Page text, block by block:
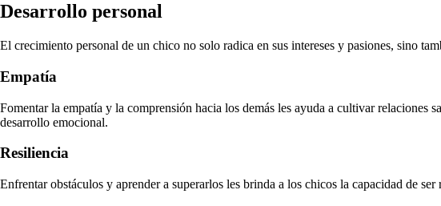
Desarrollo personal
El crecimiento personal de un chico no solo radica en sus intereses y pasiones, sino
Empatía
Fomentar la empatía y la comprensión hacia los demás les ayuda a cultivar relaciones
desarrollo emocional.
Resiliencia
Enfrentar obstáculos y aprender a superarlos les brinda a los chicos la capacidad de